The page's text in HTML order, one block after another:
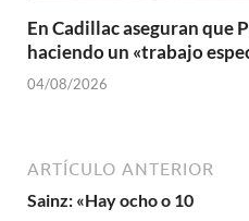
En Cadillac aseguran que
haciendo un «trabajo
04/08/2026
ARTÍCULO ANTERIOR
Sainz: «Hay ocho o 10